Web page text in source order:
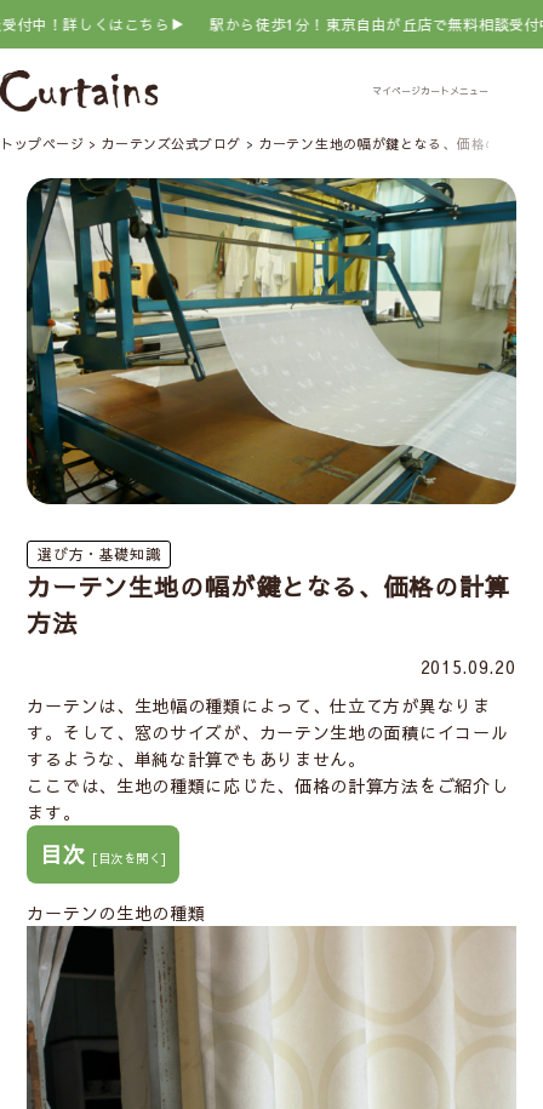
！詳しくはこちら▶ 駅から徒歩1分！東京自由が丘店で無料相談受付中
トップページ カーテンズ公式ブログ カーテン生地の幅が鍵となる、価格の計算
選び方・基礎知識
カーテン生地の幅が鍵となる、価格の計算
方法
2015.09.20
カーテンは、生地幅の種類によって、仕立て方が異なりま
す。そして、窓のサイズが、カーテン生地の面積にイコール
するような、単純な計算でもありません。
ここでは、生地の種類に応じた、価格の計算方法をご紹介し
ます。
目次 [ 目次を開く]
カーテンの生地の種類